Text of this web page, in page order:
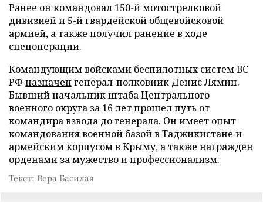
Ранее он командовал 150-й мотострелковой
дивизией и 5-й гвардейской общевойсковой
армией, а также получил ранение в ходе
спецоперации.
Командующим войсками беспилотных систем ВС
РФ назначен генерал-полковник Денис Лямин.
Бывший начальник штаба Центрального
военного округа за 16 лет прошел путь от
командира взвода до генерала. Он имеет опыт
командования военной базой в Таджикистане и
армейским корпусом в Крыму, а также награжден
орденами за мужество и профессионализм.
Текст: Вера Басилая